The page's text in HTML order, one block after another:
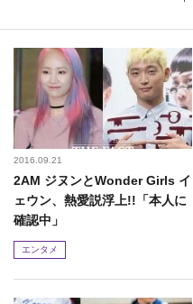
2016.09.21
2AM ジヌンとWonder Girls イ
ェウン、熱愛説浮上!!「本人に
確認中」
エンタメ